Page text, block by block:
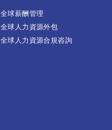
全球薪酬管理
全球人力資源外包
全球人力資源合規咨詢